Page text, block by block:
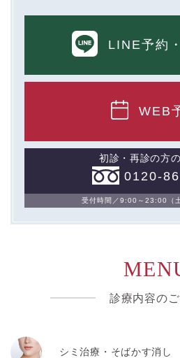
LINE予約
WEB
初診・再診の方
0120-
受付時間／9:00～23:00（
診療内容の
シミ治療・そばかす消し